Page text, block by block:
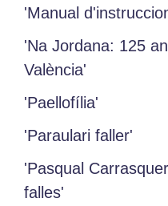
'Manual
'Na Jordana: 125
València'
'Paellofília'
'Paraulari faller'
'Pasqual
falles'